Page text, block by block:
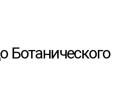
Ботанического